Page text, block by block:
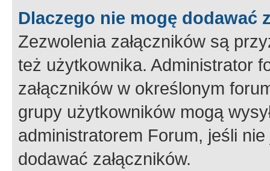
Dlaczego nie mogę dodawać
Zezwolenia załączników są
też użytkownika. Administrator
załączników w określonym
grupy użytkowników mogą
administratorem Forum, jeśli
dodawać załączników.